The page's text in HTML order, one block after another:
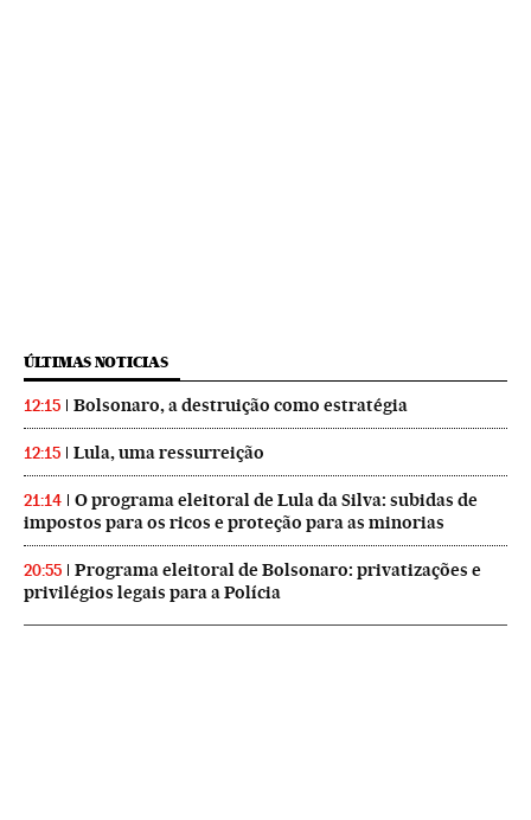
ÚLTIMAS NOTICIAS
12:15 Bolsonaro, a destruição como estratégia
12:15 Lula, uma ressurreição
21:14
O programa eleitoral de Lula da Silva: subidas de
impostos para os ricos e proteção para as minorias
20:55
Programa eleitoral de Bolsonaro: privatizações e
privilégios legais para a Polícia